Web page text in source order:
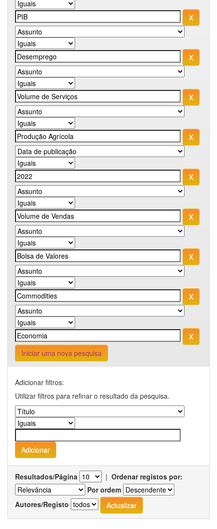
Iniciar uma nova pesquisa
Adicionar filtros:
Utilizar filtros para refinar o resultado da pesquisa.
Resultados/Página | Ordenar registos por:
Por ordem
Autores/Registo